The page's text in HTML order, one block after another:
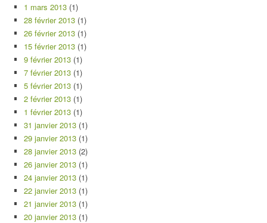
1 mars 2013 (1)
28 février 2013 (1)
26 février 2013 (1)
15 février 2013 (1)
9 février 2013 (1)
7 février 2013 (1)
5 février 2013 (1)
2 février 2013 (1)
1 février 2013 (1)
31 janvier 2013 (1)
29 janvier 2013 (1)
28 janvier 2013 (2)
26 janvier 2013 (1)
24 janvier 2013 (1)
22 janvier 2013 (1)
21 janvier 2013 (1)
20 janvier 2013 (1)